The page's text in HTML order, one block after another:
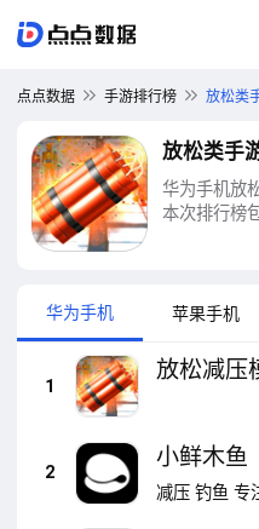
点点数据 手游排行榜 放松类
放松类手
华为手机放
本次排行榜
鱼、魔幻粒
放松类手游
华为手机 苹果手机
1
放松减压
2
小鲜木鱼
减压 钓鱼 专